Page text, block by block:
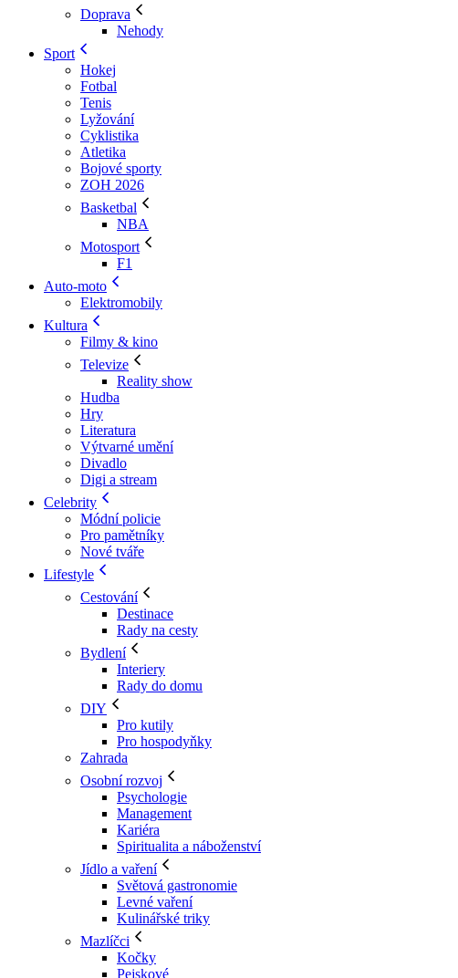
Doprava
Nehody
Sport
Hokej
Fotbal
Tenis
Lyžování
Cyklistika
Atletika
Bojové sporty
ZOH 2026
Basketbal
NBA
Motosport
F1
Auto-moto
Elektromobily
Kultura
Filmy & kino
Televize
Reality show
Hudba
Hry
Literatura
Výtvarné umění
Divadlo
Digi a stream
Celebrity
Módní policie
Pro pamětníky
Nové tváře
Lifestyle
Cestování
Destinace
Rady na cesty
Bydlení
Interiery
Rady do domu
DIY
Pro kutily
Pro hospodyňky
Zahrada
Osobní rozvoj
Psychologie
Management
Kariéra
Spiritualita a náboženství
Jídlo a vaření
Světová gastronomie
Levné vaření
Kulinářské triky
Mazlíčci
Kočky
Pejskové